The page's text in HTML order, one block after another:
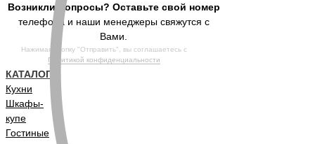
Возникли вопросы? Оставьте свой номер
телефона и наши менеджеры свяжутся с
Вами.
Нажимая кнопку "Отправить", вы соглашаетесь с
Политикой конфиденциальности
КАТАЛОГ
Кухни
Шкафы-
купе
Гостиные